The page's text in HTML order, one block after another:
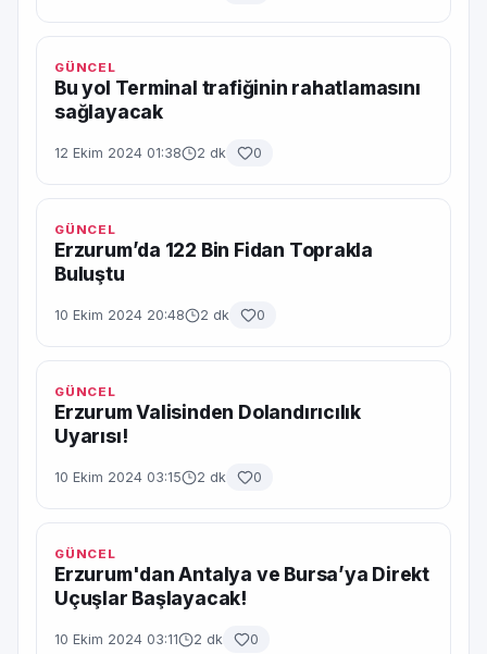
GÜNCEL
Bu yol Terminal trafiğinin rahatlamasını
sağlayacak
12 Ekim 2024 01:38 2 dk 0
GÜNCEL
Erzurum’da 122 Bin Fidan Toprakla
Buluştu
10 Ekim 2024 20:48 2 dk 0
GÜNCEL
Erzurum Valisinden Dolandırıcılık
Uyarısı!
10 Ekim 2024 03:15 2 dk 0
GÜNCEL
Erzurum'dan Antalya ve Bursa’ya Direkt
Uçuşlar Başlayacak!
10 Ekim 2024 03:11 2 dk 0